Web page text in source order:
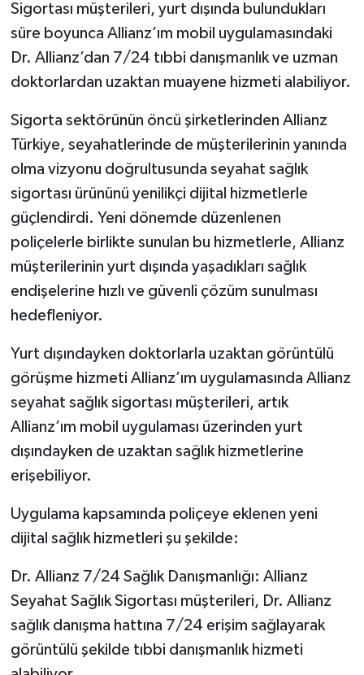
Sigortası müşterileri, yurt dışında bulundukları
süre boyunca Allianz’ım mobil uygulamasındaki
Dr. Allianz’dan 7/24 tıbbi danışmanlık ve uzman
doktorlardan uzaktan muayene hizmeti alabiliyor.
Sigorta sektörünün öncü şirketlerinden Allianz
Türkiye, seyahatlerinde de müşterilerinin yanında
olma vizyonu doğrultusunda seyahat sağlık
sigortası ürününü yenilikçi dijital hizmetlerle
güçlendirdi. Yeni dönemde düzenlenen
poliçelerle birlikte sunulan bu hizmetlerle, Allianz
müşterilerinin yurt dışında yaşadıkları sağlık
endişelerine hızlı ve güvenli çözüm sunulması
hedefleniyor.
Yurt dışındayken doktorlarla uzaktan görüntülü
görüşme hizmeti Allianz’ım uygulamasında Allianz
seyahat sağlık sigortası müşterileri, artık
Allianz’ım mobil uygulaması üzerinden yurt
dışındayken de uzaktan sağlık hizmetlerine
erişebiliyor.
Uygulama kapsamında poliçeye eklenen yeni
dijital sağlık hizmetleri şu şekilde:
Dr. Allianz 7/24 Sağlık Danışmanlığı: Allianz
Seyahat Sağlık Sigortası müşterileri, Dr. Allianz
sağlık danışma hattına 7/24 erişim sağlayarak
görüntülü şekilde tıbbi danışmanlık hizmeti